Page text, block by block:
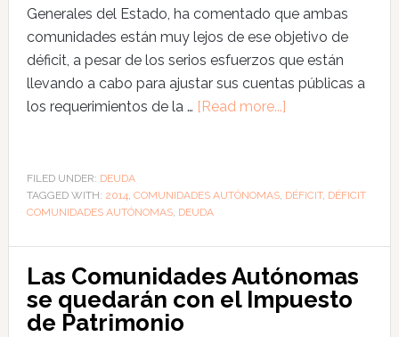
Generales del Estado, ha comentado que ambas
comunidades están muy lejos de ese objetivo de
déficit, a pesar de los serios esfuerzos que están
llevando a cabo para ajustar sus cuentas públicas a
los requerimientos de la … [Read more...]
FILED UNDER: DEUDA
TAGGED WITH: 2014 COMUNIDADES AUTÓNOMAS, DÉFICIT, DÉFICIT
COMUNIDADES AUTÓNOMAS, DEUDA
Las Comunidades Autónomas
se quedarán con el Impuesto
de Patrimonio